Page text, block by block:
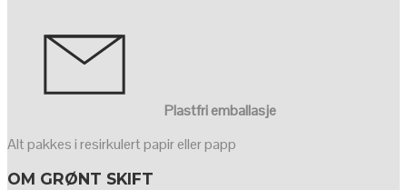
Plastfri emballasje
Alt pakkes i resirkulert papir eller papp
OM GRØNT SKIFT